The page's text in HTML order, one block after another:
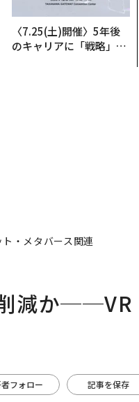
〈7.25(土)開催〉5年後
のキャリアに「戦略」は
・メタバース関連
減か──VR
フォロー 記事を保存